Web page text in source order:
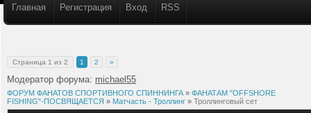
Главная Регистрация Вход RSS
Страница 1 из 2 1 2 »
Модератор форума: michael55
ФОРУМ ФАНАТОВ СПОРТИВНОГО СПИННИНГА » ФАНАТАМ "OFFSHORE
FISHING"-ПОСВЯЩАЕТСЯ » Матчасть - Троллинг » Троллинговый сет